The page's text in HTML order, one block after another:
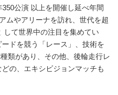
公演 以上を開催し延べ年間
ムやアリーナを訪れ、世代を超
して世界中の注目を集めてい
ドを競う「レース」、技術を
類があり、その他、後輪走行レ
の、エキシビジョンマッチも